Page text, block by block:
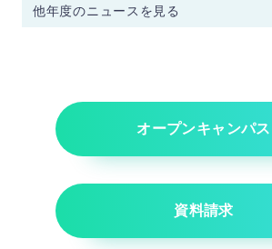
他年度のニュースを見る
ニュース - 2023年度
ニュース - 2022年度
ニュース - 2021年度
ニュース - 2020年度
ニュース - 2019年度
オープンキャンパス
資料請求